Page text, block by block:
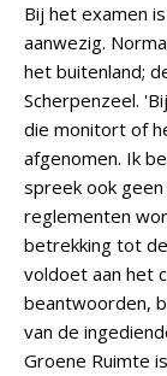
Bij het examen
aanwezig.
het buitenland;
Scherpenzeel.
die monitort of
afgenomen. Ik
spreek ook
reglementen
betrekking tot
voldoet aan het
beantwoorden,
van de
Groene Ruimte